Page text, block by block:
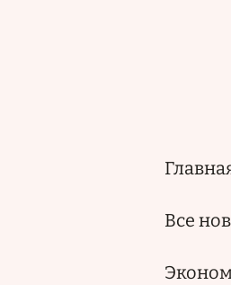
Все